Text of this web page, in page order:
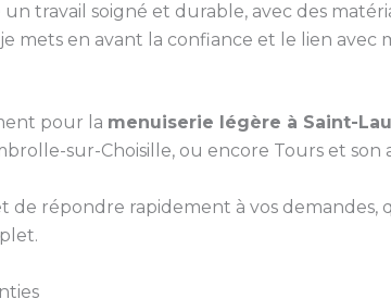
un travail soigné et durable, avec des
je mets en avant la confiance et le lien
pour la menuiserie légère à Saint-
sur-Choisille, ou encore Tours et son
de répondre rapidement à vos